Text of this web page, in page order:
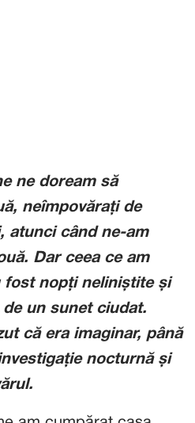
ne doream să
neîmpovărați de
atunci când ne-am
Dar ceea ce am
fost nopți neliniștite și
un sunet ciudat.
că era imaginar, până
nocturnă și